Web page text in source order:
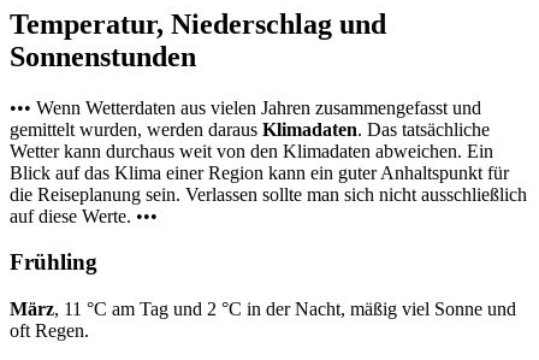
Temperatur, Niederschlag und
Sonnenstunden
••• Wenn Wetterdaten aus vielen Jahren zusammengefasst und
gemittelt wurden, werden daraus Klimadaten. Das tatsächliche
Wetter kann durchaus weit von den Klimadaten abweichen. Ein
Blick auf das Klima einer Region kann ein guter Anhaltspunkt für
die Reiseplanung sein. Verlassen sollte man sich nicht ausschließlich
auf diese Werte. •••
Frühling
März, 11 °C am Tag und 2 °C in der Nacht, mäßig viel Sonne und
oft Regen.